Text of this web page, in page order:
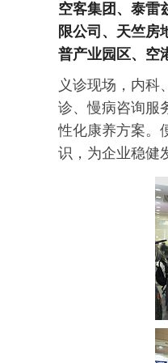
空客集团、泰雷
限公司、天竺房
普产业园区、空
义诊现场，内科
诊、慢病咨询服
性化康养方案。
识，为企业稳健